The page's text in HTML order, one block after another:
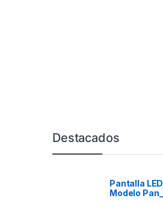
Marcas De Carrusel
Destacados
Pantalla
Modelo